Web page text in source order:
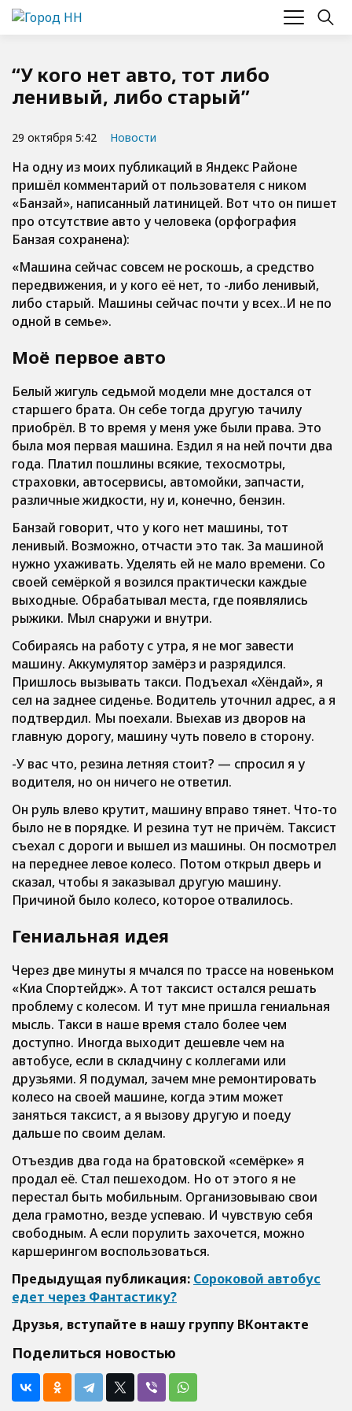
“У кого нет авто, тот либо
ленивый, либо старый”
29 октября 5:42 Новости
На одну из моих публикаций в Яндекс Районе
пришёл комментарий от пользователя с ником
«Банзай», написанный латиницей. Вот что он пишет
про отсутствие авто у человека (орфография
Банзая сохранена):
«Машина сейчас совсем не роскошь, а средство
передвижения, и у кого её нет, то -либо ленивый,
либо старый. Машины сейчас почти у всех..И не по
одной в семье».
Моё первое авто
Белый жигуль седьмой модели мне достался от
старшего брата. Он себе тогда другую тачилу
приобрёл. В то время у меня уже были права. Это
была моя первая машина. Ездил я на ней почти два
года. Платил пошлины всякие, техосмотры,
страховки, автосервисы, автомойки, запчасти,
различные жидкости, ну и, конечно, бензин.
Банзай говорит, что у кого нет машины, тот
ленивый. Возможно, отчасти это так. За машиной
нужно ухаживать. Уделять ей не мало времени. Со
своей семёркой я возился практически каждые
выходные. Обрабатывал места, где появлялись
рыжики. Мыл снаружи и внутри.
Собираясь на работу с утра, я не мог завести
машину. Аккумулятор замёрз и разрядился.
Пришлось вызывать такси. Подъехал «Хёндай», я
сел на заднее сиденье. Водитель уточнил адрес, а я
подтвердил. Мы поехали. Выехав из дворов на
главную дорогу, машину чуть повело в сторону.
-У вас что, резина летняя стоит? — спросил я у
водителя, но он ничего не ответил.
Он руль влево крутит, машину вправо тянет. Что-то
было не в порядке. И резина тут не причём. Таксист
съехал с дороги и вышел из машины. Он посмотрел
на переднее левое колесо. Потом открыл дверь и
сказал, чтобы я заказывал другую машину.
Причиной было колесо, которое отвалилось.
Гениальная идея
Через две минуты я мчался по трассе на новеньком
«Киа Спортейдж». А тот таксист остался решать
проблему с колесом. И тут мне пришла гениальная
мысль. Такси в наше время стало более чем
доступно. Иногда выходит дешевле чем на
автобусе, если в складчину с коллегами или
друзьями. Я подумал, зачем мне ремонтировать
колесо на своей машине, когда этим может
заняться таксист, а я вызову другую и поеду
дальше по своим делам.
Отъездив два года на братовской «семёрке» я
продал её. Стал пешеходом. Но от этого я не
перестал быть мобильным. Организовываю свои
дела грамотно, везде успеваю. И чувствую себя
свободным. А если порулить захочется, можно
каршерингом воспользоваться.
Предыдущая публикация: Сороковой автобус
едет через Фантастику?
Друзья, вступайте в нашу группу ВКонтакте
Поделиться новостью